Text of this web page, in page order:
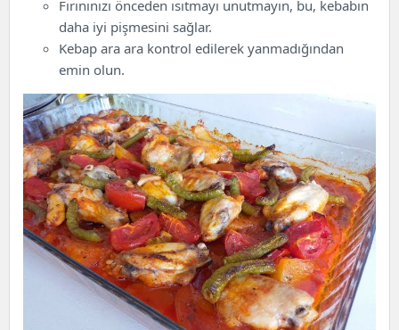
Fırınınızı önceden ısıtmayı unutmayın, bu, kebabın
daha iyi pişmesini sağlar.
Kebap ara ara kontrol edilerek yanmadığından
emin olun.